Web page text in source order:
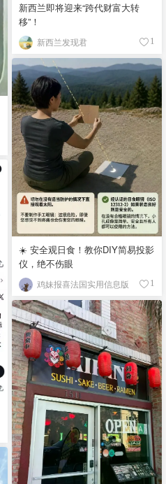
新西兰即将迎来“跨代财富大转
移”！
新西兰发现君 1
☀️ 安全观日食！教你DIY简易投影
仪，绝不伤眼
鸡妹报喜法国实用信息版 1